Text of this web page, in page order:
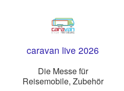
caravan live 2026
Die Messe für
Reisemobile, Zubehör